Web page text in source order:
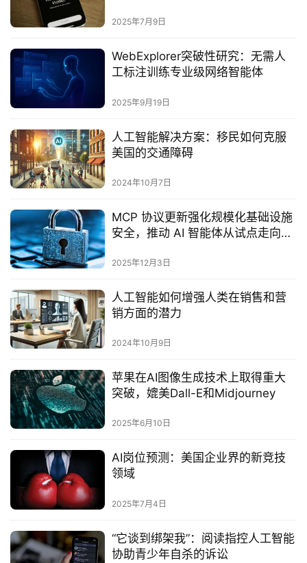
2025年7月9日
‌WebExplorer突破性研究：无需人
工标注训练专业级网络智能体‌
2025年9月19日
人工智能解决方案：移民如何克服
美国的交通障碍
2024年10月7日
MCP 协议更新强化规模化基础设施
安全，推动 AI 智能体从试点走向生
2025年12月3日
人工智能如何增强人类在销售和营
销方面的潜力
2024年10月9日
苹果在AI图像生成技术上取得重大
突破，媲美Dall-E和Midjourney
2025年6月10日
AI岗位预测：美国企业界的新竞技
领域
2025年7月4日
“它谈到绑架我”：阅读指控人工智能
协助青少年自杀的诉讼